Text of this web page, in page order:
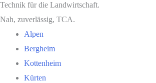
Technik für die Landwirtschaft.
Nah, zuverlässig, TCA.
Alpen
Bergheim
Kottenheim
Kürten